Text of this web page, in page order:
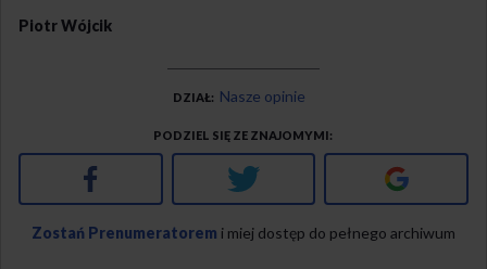
Piotr Wójcik
DZIAŁ Nasze opinie
PODZIEL SIĘ ZE ZNAJOMYMI
Facebook Twitter Google+
Zostań Prenumeratorem i miej dostęp do pełnego archiwum